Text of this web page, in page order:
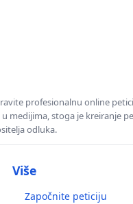
profesionalnu online
medijima, stoga je kreiranje
odluka.
Više
Započnite peticiju